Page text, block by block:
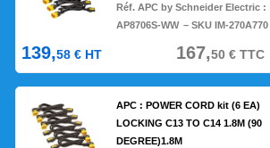
Réf. APC by Schneider Electric :
AP8706S-WW – SKU IM-270A770
139,58 € HT 167,50€TTC
APC : POWER CORD kit (6 EA)
LOCKING C13 TO C14 1.8M (90
DEGREE)1.8M